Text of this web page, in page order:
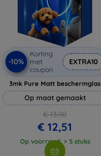
-10%
Korting
met
coupon
EXTRA10
3mk Pure Matt beschermglas
Op maat gemaakt
€ 13,90
€ 12,51
Op voorraad: > 5 stuks